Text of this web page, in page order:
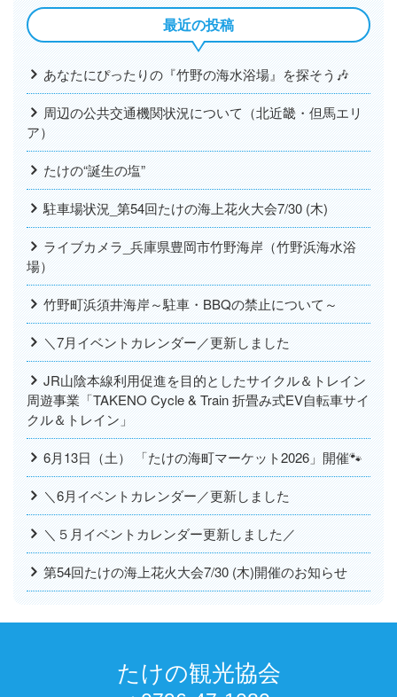
最近の投稿
あなたにぴったりの『竹野の海水浴場』を探そう🎶
周辺の公共交通機関状況について（北近畿・但馬エリ
ア）
たけの“誕生の塩”
駐車場状況_第54回たけの海上花火大会7/30 (木)
ライブカメラ_兵庫県豊岡市竹野海岸（竹野浜海水浴
場）
竹野町浜須井海岸～駐車・BBQの禁止について～
＼7月イベントカレンダー／更新しました
JR山陰本線利用促進を目的としたサイクル＆トレイン
周遊事業「TAKENO Cycle & Train 折畳み式EV自転車サイ
クル＆トレイン」
6月13日（土） 「たけの海町マーケット2026」開催🐾
＼6月イベントカレンダー／更新しました
＼５月イベントカレンダー更新しました／
第54回たけの海上花火大会7/30 (木)開催のお知らせ
たけの観光協会